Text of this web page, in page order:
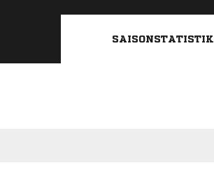
SAISONSTATISTIK